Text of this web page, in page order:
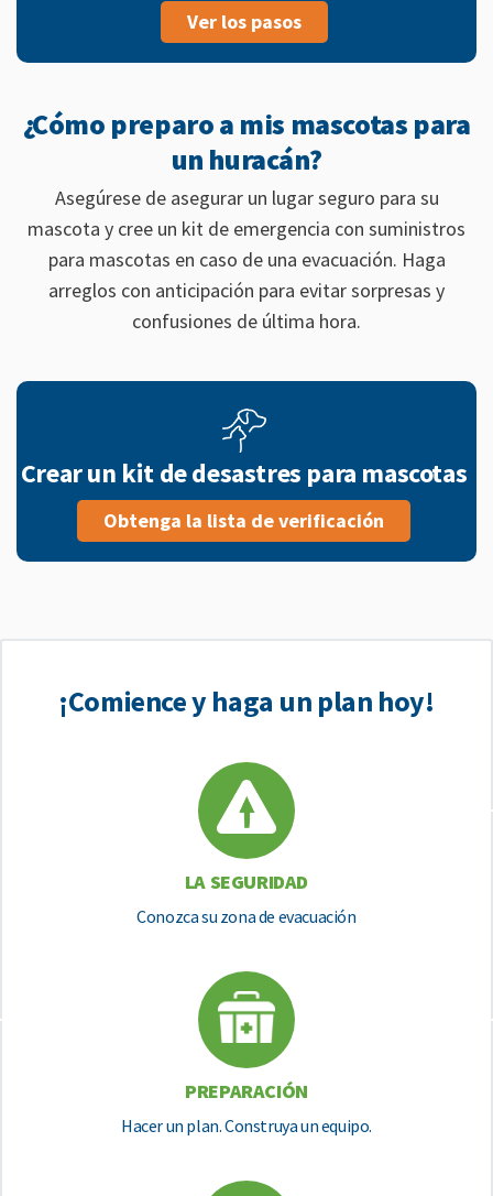
Ver los pasos
¿Cómo preparo a mis mascotas para
un huracán?
Asegúrese de asegurar un lugar seguro para su
mascota y cree un kit de emergencia con suministros
para mascotas en caso de una evacuación. Haga
arreglos con anticipación para evitar sorpresas y
confusiones de última hora.
Crear un kit de desastres para mascotas
Obtenga la lista de verificación
¡Comience y haga un plan hoy!
LA SEGURIDAD
Conozca su zona de evacuación
PREPARACIÓN
Hacer un plan. Construya un equipo.